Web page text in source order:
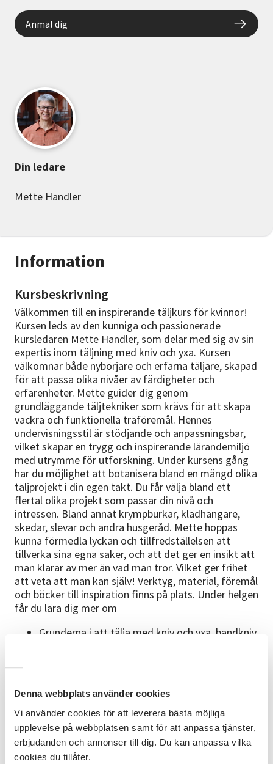
Denna webbplats använder cookies
Vi använder cookies för att leverera bästa möjliga
upplevelse på webbplatsen samt för att anpassa tjänster,
erbjudanden och annonser till dig. Du kan anpassa vilka
cookies du tillåter.
Information
Kursbeskrivning
Välkommen till en inspirerande täljkurs för kvinnor!
Kursen leds av den kunniga och passionerade
kursledaren Mette Handler, som delar med sig av sin
expertis inom täljning med kniv och yxa. Kursen
välkomnar både nybörjare och erfarna täljare, skapad
för att passa olika nivåer av färdigheter och
erfarenheter. Mette guider dig genom
grundläggande täljtekniker som krävs för att skapa
vackra och funktionella träföremål. Hennes
undervisningsstil är stödjande och anpassningsbar,
vilket skapar en trygg och inspirerande lärandemiljö
med utrymme för utforskning. Under kursens gång
har du möjlighet att botanisera bland en mängd olika
täljprojekt i din egen takt. Du får välja bland ett
flertal olika projekt som passar din nivå och
intressen. Bland annat krympburkar, klädhängare,
skedar, slevar och andra husgeråd. Mette hoppas
kunna förmedla lyckan och tillfredställelsen att
tillverka sina egna saker, och att det ger en insikt att
man klarar av mer än vad man tror. Vilket ger frihet
att veta att man kan själv! Verktyg, material, föremål
och böcker till inspiration finns på plats. Under helgen
får du lära dig mer om
Grunderna i att tälja med kniv och yxa, bandkniv
Underhåll av eggverktyg
Introduktion av ytbehandling och dekor
Plats:Hemslöjdsgården, Läroverksgatan 7,
Linköping
Datum:
31 oktober – 1 november 2026
Anmäl dig
Din ledare
Mette Handler